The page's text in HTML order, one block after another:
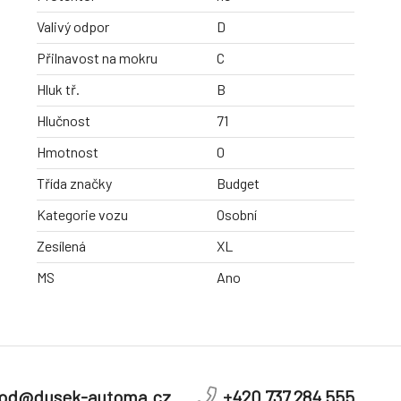
Valivý odpor
D
Přilnavost na mokru
C
Hluk tř.
B
Hlučnost
71
Hmotnost
0
Třída značky
Budget
Kategorie vozu
Osobní
Zesílená
XL
MS
Ano